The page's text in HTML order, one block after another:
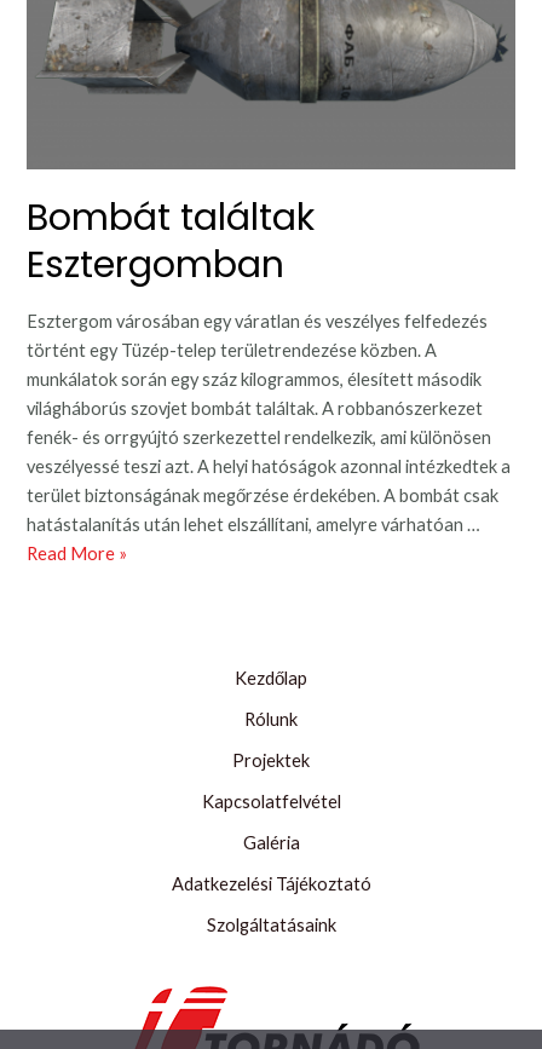
Bombát találtak
Esztergomban
Esztergom városában egy váratlan és veszélyes felfedezés
történt egy Tüzép-telep területrendezése közben. A
munkálatok során egy száz kilogrammos, élesített második
világháborús szovjet bombát találtak. A robbanószerkezet
fenék- és orrgyújtó szerkezettel rendelkezik, ami különösen
veszélyessé teszi azt. A helyi hatóságok azonnal intézkedtek a
terület biztonságának megőrzése érdekében. A bombát csak
hatástalanítás után lehet elszállítani, amelyre várhatóan …
Bombát
Read More »
Kezdőlap
Rólunk
Projektek
Kapcsolatfelvétel
Galéria
Adatkezelési Tájékoztató
Szolgáltatásaink